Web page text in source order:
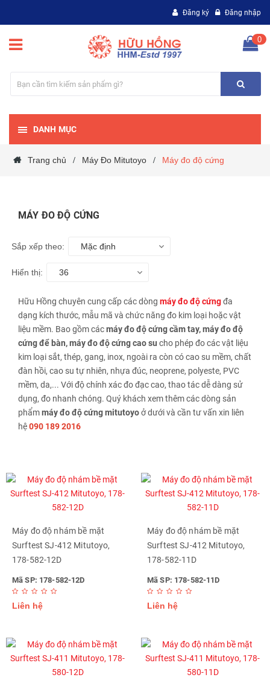
Đăng ký Đăng nhập
0
DANH MỤC
Trang chủ / Máy Đo Mitutoyo / Máy đo độ cứng
MÁY ĐO ĐỘ CỨNG
Sắp xếp theo: Mặc định
Hiển thị: 36
Hữu Hồng chuyên cung cấp các dòng máy đo độ cứngđa
dạng kích thước, mẫu mã và chức năng đo kim loại hoặc vật
liệu mềm. Bao gồm cácmáy đo độ cứng cầm tay, máy đo độ
cứng để bàn, máy đo độ cứng cao su cho phép đo các vật liệu
kim loại sắt, thép, gang, inox, ngoài ra còn có cao su mềm, chất
đàn hồi, cao su tự nhiên, nhựa đúc, neoprene, polyeste, PVC
mềm, da,... Với độ chính xác đo đạc cao, thao tác dễ dàng sử
dụng, đo nhanh chóng. Quý khách xem thêm các dòng sản
phẩmmáy đo độ cứng mitutoyoở dưới và cần tư vấn xin liên
hệ090 189 2016
Máy đo độ nhám bề mặt
Surftest SJ-412 Mitutoyo,
178-582-12D
Mã SP: 178-582-12D
Liên hệ
Máy đo độ nhám bề mặt
Surftest SJ-412 Mitutoyo,
178-582-11D
Mã SP: 178-582-11D
Liên hệ